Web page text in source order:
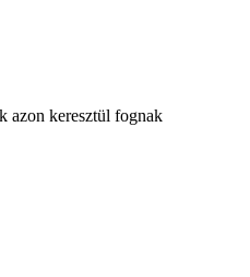
azon keresztül fognak